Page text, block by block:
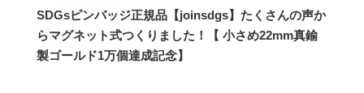
SDGsピンバッジ正規品【joinsdgs】たくさんの声か
らマグネット式つくりました！【 小さめ22mm真鍮
製ゴールド1万個達成記念】